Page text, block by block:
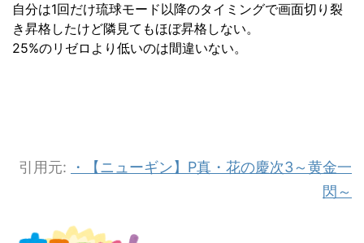
自分は1回だけ琉球モード以降のタイミングで画面切り裂
き昇格したけど隣見てもほぼ昇格しない。
25%のリゼロより低いのは間違いない。
引用元:
・【ニューギン】P真・花の慶次3～黄金一
閃～